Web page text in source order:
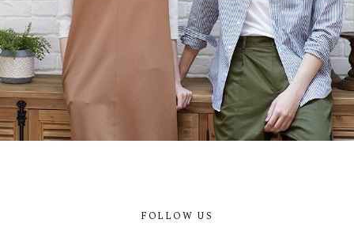
FOLLOW US